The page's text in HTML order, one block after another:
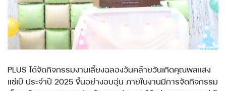
PLUS ได้จัดกิจกรรมงานเลี้ยงฉลองวันคล้ายวันเกิดคุณพลแสง
แซ่เบ๊ ประจำปี 2025 ขึ้นอย่างอบอุ่น ภายในงานมีการจัดกิจกรรม